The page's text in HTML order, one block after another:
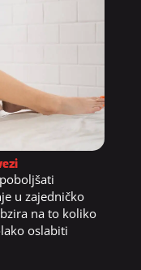
u zajedničko
na to koliko
oslabiti